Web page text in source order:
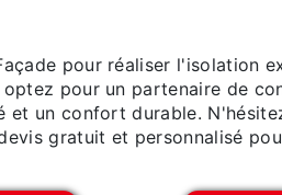
pour réaliser l'isolation
pour un partenaire de
et un confort durable.
gratuit et personnalisé